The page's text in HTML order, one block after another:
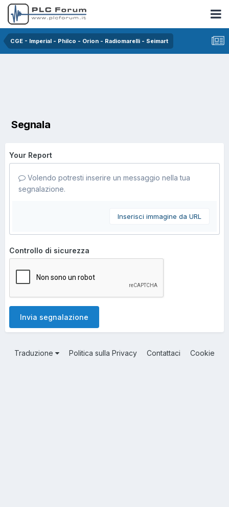
CGE - Imperial - Philco - Orion - Radiomarelli - Seimart
Segnala
Your Report
Volendo potresti inserire un messaggio nella tua
segnalazione.
Inserisci immagine da URL
Controllo di sicurezza
Invia segnalazione
Traduzione Politica sulla Privacy Contattaci Cookie